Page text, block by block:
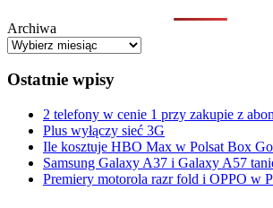
Widget
Area
Archiwa
Ostatnie wpisy
2 telefony w cenie 1 przy zakupie z
Plus wyłączy sieć 3G
Ile kosztuje HBO Max w Polsat Box Go
Samsung Galaxy A37 i Galaxy A57
Premiery motorola razr fold i OPPO w